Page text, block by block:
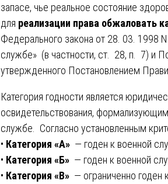
запасе, чье реальное состояние
для реализации права обжаловать
Федерального закона от 28. 03. 1998
службе» (в частности, ст. 28, п. 7) и
утвержденного Постановлением
Категория годности является
освидетельствования,
службе. Согласно установленным
• Категория «А» — годен к военной
• Категория «Б» — годен к военной
• Категория «В» — ограниченно